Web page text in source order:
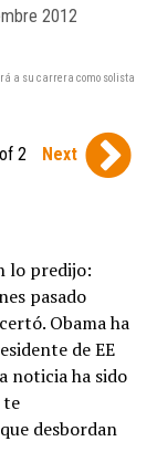
2012
a su carrera como solista
2 Next
lo predijo:
pasado
Obama ha
de EE
noticia ha sido
te
desbordan